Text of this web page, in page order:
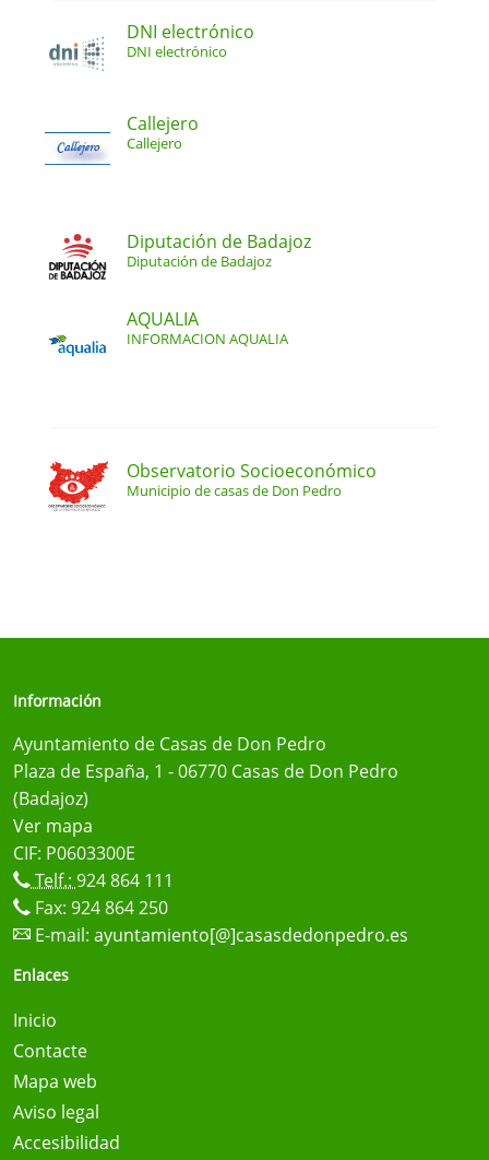
DNI electrónico
DNI electrónico
Callejero
Callejero
Diputación de Badajoz
Diputación de Badajoz
AQUALIA
INFORMACION AQUALIA
Observatorio Socioeconómico
Municipio de casas de Don Pedro
Información
Ayuntamiento de Casas de Don Pedro
Plaza de España, 1 - 06770 Casas de Don Pedro
(Badajoz)
Ver mapa
CIF: P0603300E
Telf.: 924 864 111
Fax: 924 864 250
E-mail: ayuntamiento[@]casasdedonpedro.es
Enlaces
Inicio
Contacte
Mapa web
Aviso legal
Accesibilidad